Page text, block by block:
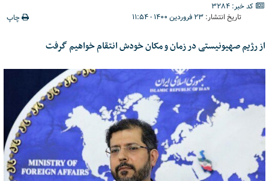
کد خبر: 3284
تاریخ انتشار:۲۳ فروردین ۱۴۰۰ - ۱۱:۵۴ چاپ
از رژیم صهیونیستی در زمان و مکان خودش انتقام خواهیم گرفت